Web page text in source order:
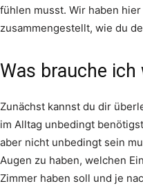
fühlen musst. Wir haben
zusammengestellt, wie du
Was brauche ich
Zunächst kannst du dir
im Alltag unbedingt
aber nicht unbedingt sein
Augen zu haben, welchen
Zimmer haben soll und je